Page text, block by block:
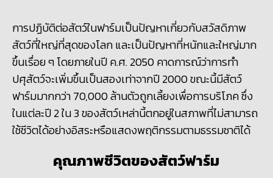
การปฏิบัติต่อสัตว์ในฟาร์มเป็นปัญหาเกี่ยวกับสวัสดิภาพ
สัตว์ที่ใหญ่ที่สุดของโลก และเป็นปัญหาที่หนักและใหญ่มาก
ขึ้นเรื่อย ๆ โดยภายในปี ค.ศ.2050 คาดการณ์ว่าการทำ
ปศุสัตว์จะเพิ่มขึ้นเป็นสองเท่าจากปี2000ขณะนี้มีสัตว์
ฟาร์มมากกว่า70,000ล้านตัวถูกเลี้ยงเพื่อการบริโภค ซึ่ง
ในแต่ละปี2ใน3ของสัตว์เหล่านี้ตกอยู่ในสภาพที่ไม่สามารถ
ใช้ชีวิตได้อย่างอิสระหรือแสดงพฤติกรรมตามธรรมชาติได้
คุณภาพชีวิตของสัตว์ฟาร์ม